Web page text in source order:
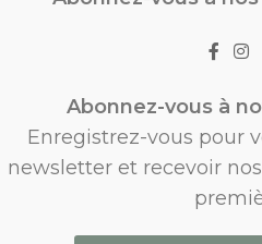
Abonnez-vous à
Enregistrez-vous pour
newsletter et recevoir